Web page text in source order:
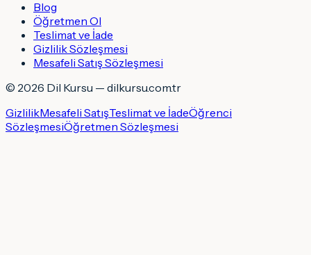
Blog
Öğretmen Ol
Teslimat ve İade
Gizlilik Sözleşmesi
Mesafeli Satış Sözleşmesi
© 2026 Dil Kursu — dilkursu.com.tr
GizlilikMesafeli SatışTeslimat ve İadeÖğrenci
SözleşmesiÖğretmen Sözleşmesi